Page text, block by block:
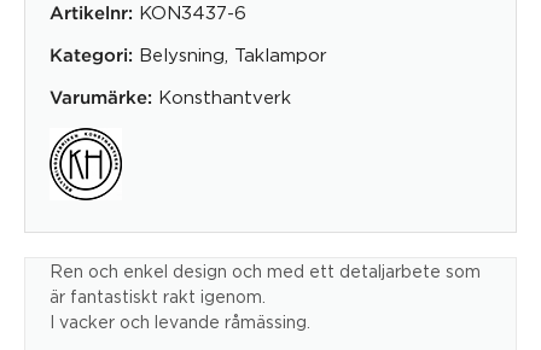
Artikelnr: KON3437-6
Kategori: Belysning Taklampor
Varumärke: Konsthantverk
Ren och enkel design och med ett detaljarbete som
är fantastiskt rakt igenom.
I vacker och levande råmässing.